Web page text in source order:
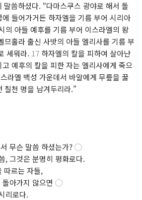
말씀하셨다. “다마스쿠스 광야로 해서 돌
들어가거든 하자엘을 기름 부어 시리아
의 아들 예후를 기름 부어 이스라엘의 왕
므홀라 출신 사밧의 아들 엘리사를 기름 부
세워라. 17 하자엘의 칼을 피하여 살아난
예후의 칼을 피한 자는 엘리사에게 죽으
라엘 백성 가운데서 바알에게 무릎을 꿇
칠천 명을 남겨두리라.”
무슨 말씀 하셨는가?◯
, 그것은 분명히 평화로다.
따르는 자들,
아가지 않으면 ◯
리로다.